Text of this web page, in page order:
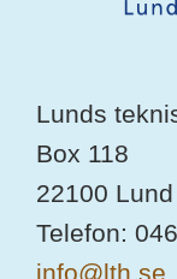
Lunds
Box 118
22100 Lund
Telefon:
info@lth.se